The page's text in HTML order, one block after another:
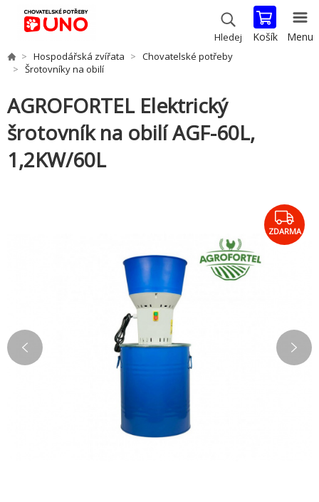
Hledej Košík Menu
Hospodářská zvířata
Chovatelské potřeby
Šrotovníky na obilí
AGROFORTEL Elektrický
šrotovník na obilí AGF-60L,
1,2KW/60L
ZDARMA